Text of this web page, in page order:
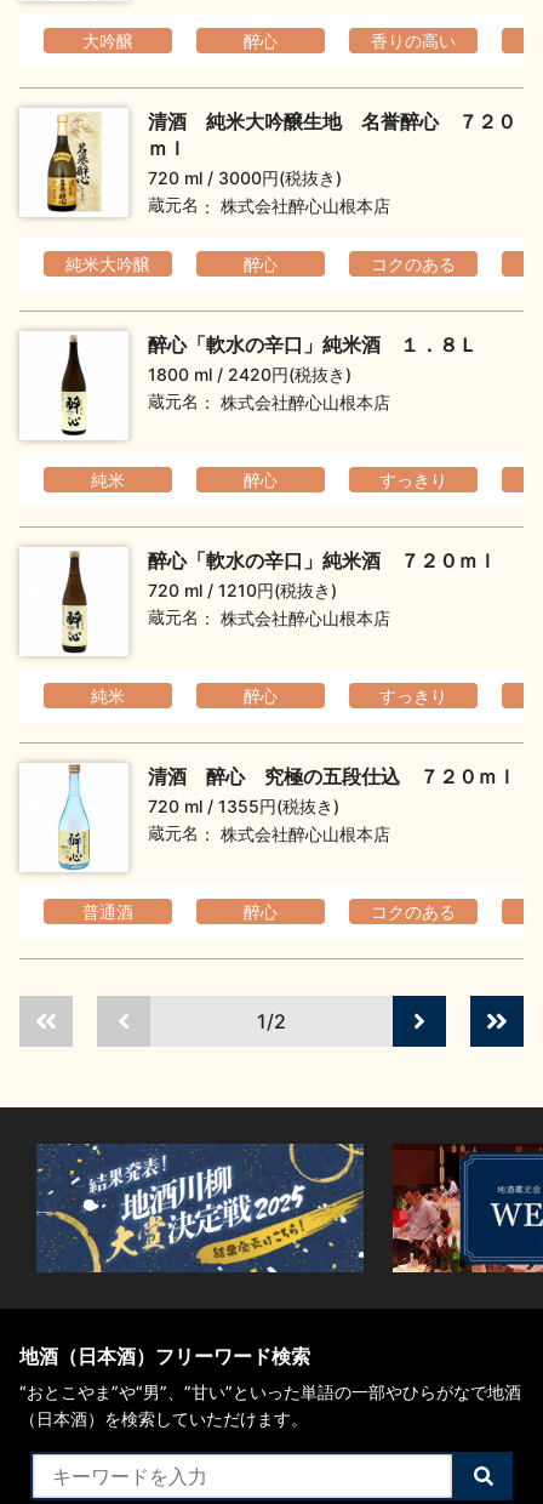
大吟醸 醉心 香りの高い
清酒 純米大吟醸生地 名誉醉心 ７２０
ｍｌ
720 ml
3000円(税抜き)
蔵元名
株式会社醉心山根本店
純米大吟醸 醉心 コクのある
醉心「軟水の辛口」純米酒 １．８Ｌ
1800 ml
2420円(税抜き)
蔵元名
株式会社醉心山根本店
純米 醉心 すっきり
醉心「軟水の辛口」純米酒 ７２０ｍｌ
720 ml
1210円(税抜き)
蔵元名
株式会社醉心山根本店
純米 醉心 すっきり
清酒 醉心 究極の五段仕込 ７２０ｍｌ
720 ml
1355円(税抜き)
蔵元名
株式会社醉心山根本店
普通酒 醉心 コクのある
1/2
地酒（日本酒）フリーワード検索
“おとこやま”や“男”、”甘い”といった単語の一部やひらがなで地酒
（日本酒）を検索していただけます。
検
索